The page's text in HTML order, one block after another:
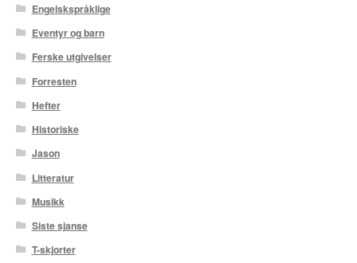
Engelskspråklige
Eventyr og barn
Ferske utgivelser
Forresten
Hefter
Historiske
Jason
Litteratur
Musikk
Siste sjanse
T-skjorter